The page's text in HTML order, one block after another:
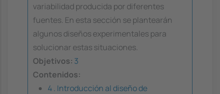
variabilidad producida por diferentes
fuentes. En esta sección se plantearán
algunos diseños experimentales para
solucionar estas situaciones.
Objetivos: 3
Contenidos:
4 . Introducción al diseño de